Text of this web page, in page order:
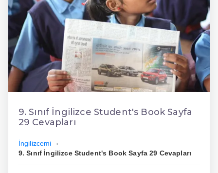
İngilizce
Dil Eğitimi
En Hızlı İngilizce
En Kolay İngilizce
En Ucuz İngilizce
En Uygun İngilizce
Hızlı İngilizce
9. Sınıf İngilizce Student's Book Sayfa
29 Cevapları
İngilizcemi
9. Sınıf İngilizce Student's Book Sayfa 29 Cevapları